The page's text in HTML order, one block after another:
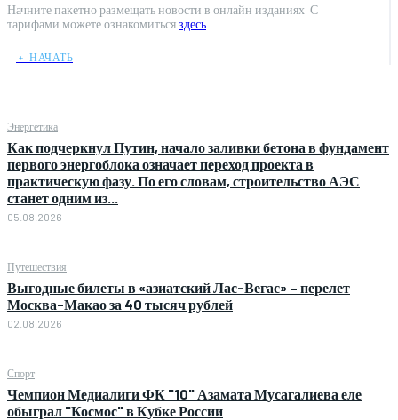
Начните пакетно размещать новости в онлайн изданиях. С
тарифами можете ознакомитьсяздесь
﹢ НАЧАТЬ
Энергетика
Как подчеркнул Путин, начало заливки бетона в фундамент
первого энергоблока означает переход проекта в
практическую фазу. По его словам, строительство АЭС
станет одним из...
05.08.2026
Путешествия
Выгодные билеты в «азиатский Лас-Вегас» – перелет
Москва-Макао за 40 тысяч рублей
02.08.2026
Спорт
Чемпион Медиалиги ФК "10" Азамата Мусагалиева еле
обыграл "Космос" в Кубке России